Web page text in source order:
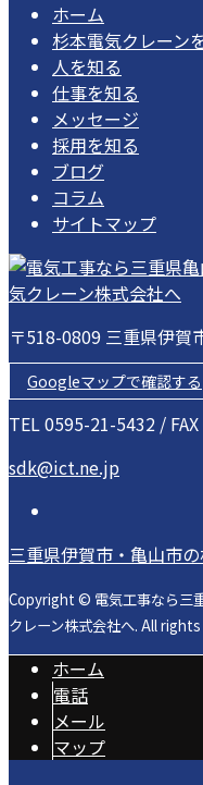
ホーム
杉本電気クレーン
人を知る
仕事を知る
メッセージ
採用を知る
ブログ
コラム
サイトマップ
〒518-0809 三重県伊賀
Googleマップで確認する
TEL 0595-21-5432 /
sdk@ict.ne.jp
三重県伊賀市・亀山市
Copyright © 電気工事なら三
クレーン株式会社へ. All
ホーム
電話
メール
マップ